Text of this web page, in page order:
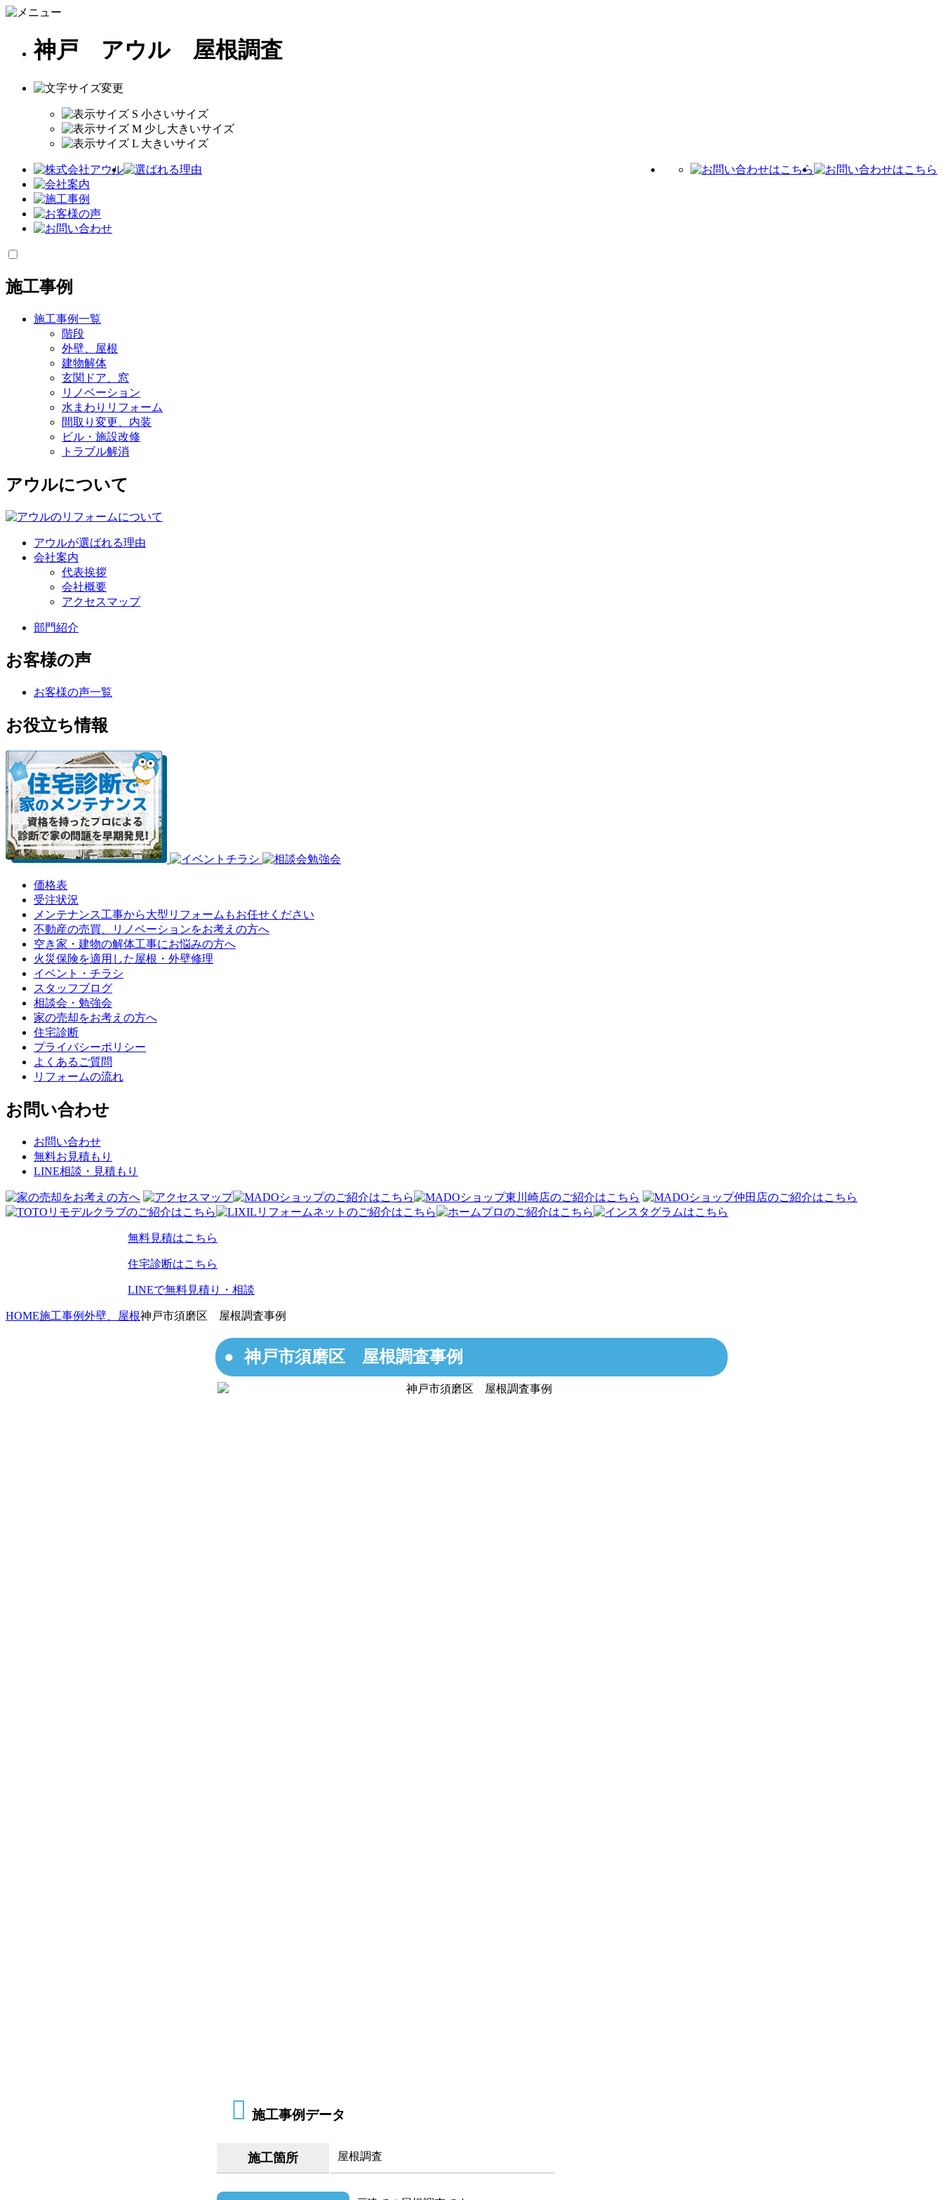
神戸 アウル 屋根調査
施工事例
施工事例一覧
階段
外壁、屋根
建物解体
玄関ドア、窓
リノベーション
水まわりリフォーム
間取り変更、内装
ビル・施設改修
トラブル解消
アウルについて
アウルが選ばれる理由
会社案内
代表挨拶
会社概要
アクセスマップ
部門紹介
お客様の声
お客様の声一覧
お役立ち情報
価格表
受注状況
メンテナンス工事から大型リフォームもお任せください
不動産の売買、リノベーションをお考えの方へ
空き家・建物の解体工事にお悩みの方へ
火災保険を適用した屋根・外壁修理
イベント・チラシ
スタッフブログ
相談会・勉強会
家の売却をお考えの方へ
住宅診断
プライバシーポリシー
よくあるご質問
リフォームの流れ
お問い合わせ
お問い合わせ
無料お見積もり
LINE相談・見積もり
無料見積はこちら
住宅診断はこちら
LINEで無料見積り・相談
HOME施工事例外壁、屋根神戸市須磨区 屋根調査事例
神戸市須磨区 屋根調査事例
施工事例データ
施工箇所 屋根調査